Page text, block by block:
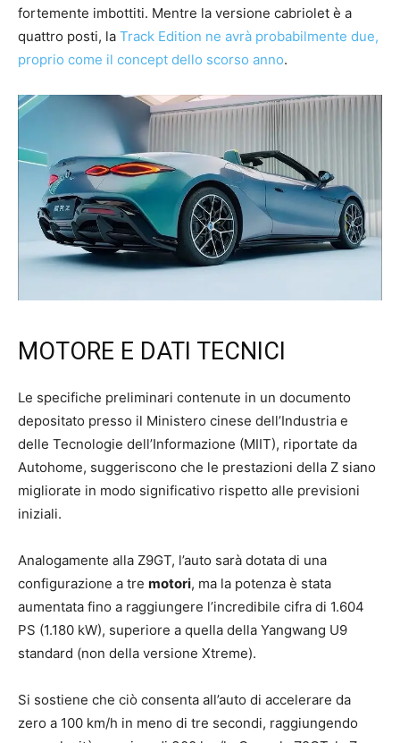
fortemente imbottiti. Mentre la versione cabriolet è a
quattro posti, la Track Edition ne avrà probabilmente due,
proprio come il concept dello scorso anno.
MOTORE E DATI TECNICI
Le specifiche preliminari contenute in un documento
depositato presso il Ministero cinese dell’Industria e
delle Tecnologie dell’Informazione (MIIT), riportate da
Autohome, suggeriscono che le prestazioni della Z siano
migliorate in modo significativo rispetto alle previsioni
iniziali.
Analogamente alla Z9GT, l’auto sarà dotata di una
configurazione a tre motori, ma la potenza è stata
aumentata fino a raggiungere l’incredibile cifra di 1.604
PS (1.180 kW), superiore a quella della Yangwang U9
standard (non della versione Xtreme).
Si sostiene che ciò consenta all’auto di accelerare da
zero a 100 km/h in meno di tre secondi, raggiungendo